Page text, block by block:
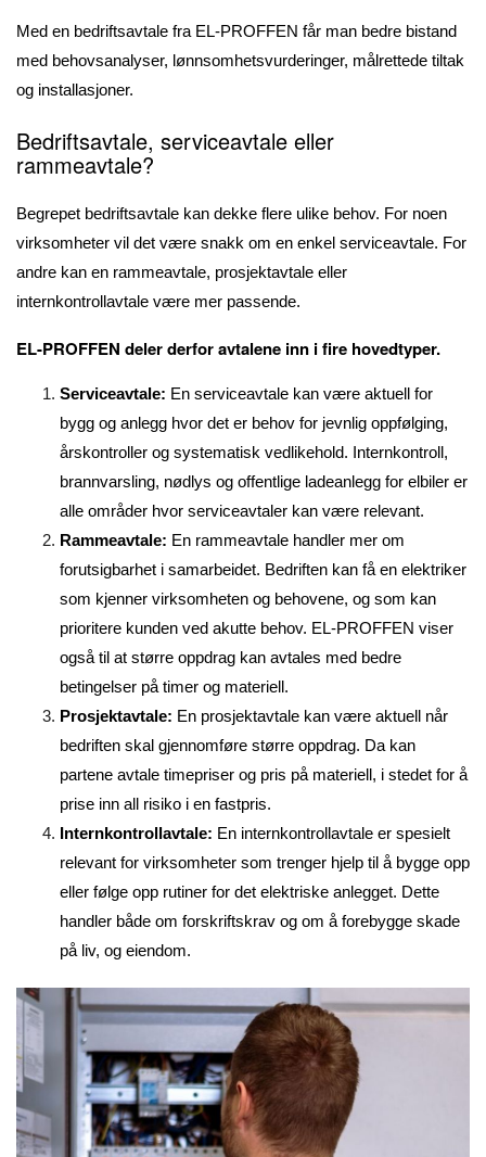
Med en bedriftsavtale fra EL-PROFFEN får man bedre bistand
med behovsanalyser, lønnsomhetsvurderinger, målrettede tiltak
og installasjoner.
Bedriftsavtale, serviceavtale eller
rammeavtale?
Begrepet bedriftsavtale kan dekke flere ulike behov. For noen
virksomheter vil det være snakk om en enkel serviceavtale. For
andre kan en rammeavtale, prosjektavtale eller
internkontrollavtale være mer passende.
EL-PROFFEN deler derfor avtalene inn i fire hovedtyper.
Serviceavtale: En serviceavtale kan være aktuell for
bygg og anlegg hvor det er behov for jevnlig oppfølging,
årskontroller og systematisk vedlikehold. Internkontroll,
brannvarsling, nødlys og offentlige ladeanlegg for elbiler er
alle områder hvor serviceavtaler kan være relevant.
Rammeavtale: En rammeavtale handler mer om
forutsigbarhet i samarbeidet. Bedriften kan få en elektriker
som kjenner virksomheten og behovene, og som kan
prioritere kunden ved akutte behov. EL-PROFFEN viser
også til at større oppdrag kan avtales med bedre
betingelser på timer og materiell.
Prosjektavtale: En prosjektavtale kan være aktuell når
bedriften skal gjennomføre større oppdrag. Da kan
partene avtale timepriser og pris på materiell, i stedet for å
prise inn all risiko i en fastpris.
Internkontrollavtale: En internkontrollavtale er spesielt
relevant for virksomheter som trenger hjelp til å bygge opp
eller følge opp rutiner for det elektriske anlegget. Dette
handler både om forskriftskrav og om å forebygge skade
på liv, og eiendom.